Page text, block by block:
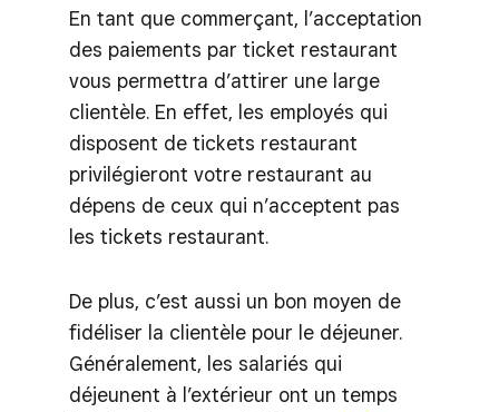
En tant que commerçant, l’acceptation
des paiements par ticket restaurant
vous permettra d’attirer une large
clientèle. En effet, les employés qui
disposent de tickets restaurant
privilégieront votre restaurant au
dépens de ceux qui n’acceptent pas
les tickets restaurant.
De plus, c’est aussi un bon moyen de
fidéliser la clientèle pour le déjeuner.
Généralement, les salariés qui
déjeunent à l’extérieur ont un temps